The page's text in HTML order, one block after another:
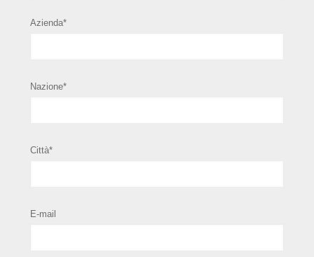
Azienda*
Nazione*
Città*
E-mail